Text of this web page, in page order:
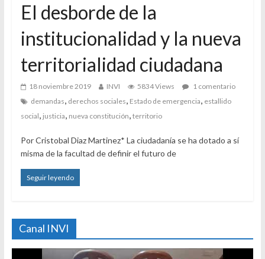
El desborde de la
institucionalidad y la nueva
territorialidad ciudadana
18 noviembre 2019 INVI 5834 Views
1 comentario
demandas, derechos sociales, Estado de emergencia, estallido
social, justicia, nueva constitución, territorio
Por Cristobal Diaz Martinez* La ciudadanía se ha dotado a sí
misma de la facultad de definir el futuro de
Seguir leyendo
Canal INVI